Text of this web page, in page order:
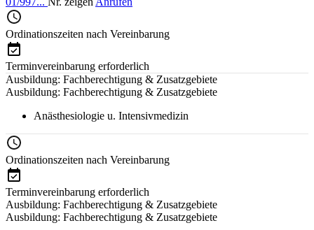
Ordinationszeiten nach Vereinbarung
Terminvereinbarung erforderlich
Ausbildung: Fachberechtigung & Zusatzgebiete
Ausbildung: Fachberechtigung & Zusatzgebiete
Anästhesiologie u. Intensivmedizin
Ordinationszeiten nach Vereinbarung
Terminvereinbarung erforderlich
Ausbildung: Fachberechtigung & Zusatzgebiete
Ausbildung: Fachberechtigung & Zusatzgebiete